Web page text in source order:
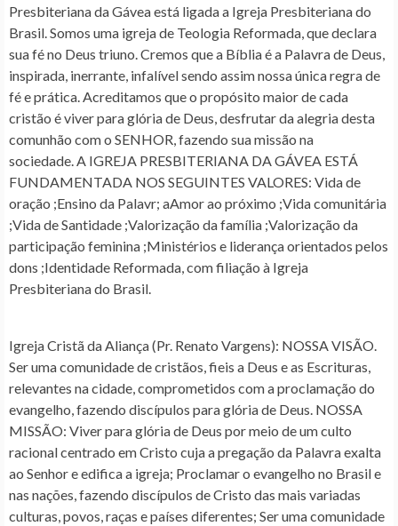
Presbiteriana da Gávea está ligada a Igreja Presbiteriana do
Brasil. Somos uma igreja de Teologia Reformada, que declara
sua fé no Deus triuno. Cremos que a Bíblia é a Palavra de Deus,
inspirada, inerrante, infalível sendo assim nossa única regra de
fé e prática. Acreditamos que o propósito maior de cada
cristão é viver para glória de Deus, desfrutar da alegria desta
comunhão com o SENHOR, fazendo sua missão na
sociedade. A IGREJA PRESBITERIANA DA GÁVEA ESTÁ
FUNDAMENTADA NOS SEGUINTES VALORES: Vida de
oração ;Ensino da Palavr; aAmor ao próximo ;Vida comunitária
;Vida de Santidade ;Valorização da família ;Valorização da
participação feminina ;Ministérios e liderança orientados pelos
dons ;Identidade Reformada, com filiação à Igreja
Presbiteriana do Brasil.
Igreja Cristã da Aliança (Pr. Renato Vargens): NOSSA VISÃO.
Ser uma comunidade de cristãos, fieis a Deus e as Escrituras,
relevantes na cidade, comprometidos com a proclamação do
evangelho, fazendo discípulos para glória de Deus. NOSSA
MISSÃO: Viver para glória de Deus por meio de um culto
racional centrado em Cristo cuja a pregação da Palavra exalta
ao Senhor e edifica a igreja; Proclamar o evangelho no Brasil e
nas nações, fazendo discípulos de Cristo das mais variadas
culturas, povos, raças e países diferentes; Ser uma comunidade